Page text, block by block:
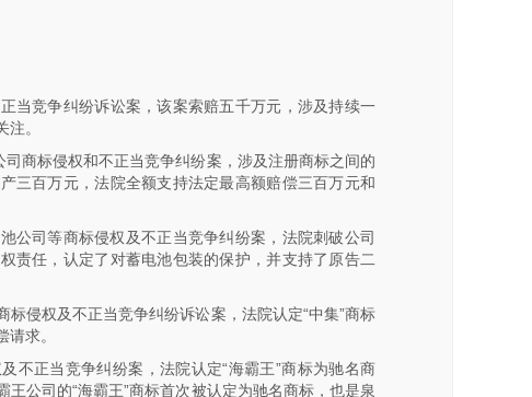
当竞争纠纷诉讼案，该案索赔五千万元，涉及持续一
。
商标侵权和不正当竞争纠纷案，涉及注册商标之间的
三百万元，法院全额支持法定最高额赔偿三百万元和
公司等商标侵权及不正当竞争纠纷案，法院刺破公司
责任，认定了对蓄电池包装的保护，并支持了原告二
侵权及不正当竞争纠纷诉讼案，法院认定“中集”商标
求。
不正当竞争纠纷案，法院认定“海霸王”商标为驰名商
公司的“海霸王”商标首次被认定为驰名商标，也是泉